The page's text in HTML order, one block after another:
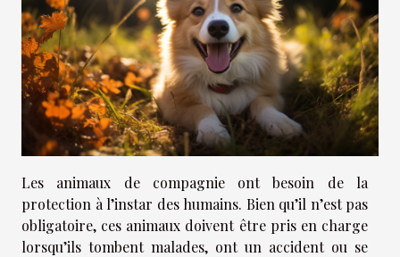
Les animaux de compagnie ont besoin de la
protection à l’instar des humains. Bien qu’il n’est pas
obligatoire, ces animaux doivent être pris en charge
lorsqu’ils tombent malades, ont un accident ou se